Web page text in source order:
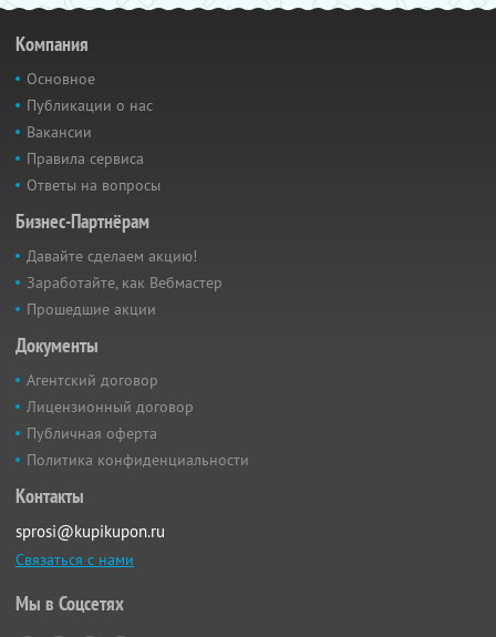
Компания
Основное
Публикации о нас
Вакансии
Правила сервиса
Ответы на вопросы
Бизнес-Партнёрам
Давайте сделаем акцию!
Заработайте, как Вебмастер
Прошедшие акции
Документы
Агентский договор
Лицензионный договор
Публичная оферта
Политика конфиденциальности
Контакты
sprosi@kupikupon.ru
Связаться с нами
Мы в Соцсетях